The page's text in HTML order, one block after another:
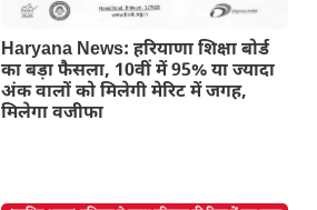
Haryana News: हरियाणा शिक्षा बोर्ड
का बड़ा फैसला, 10वीं में 95% या ज्यादा
अंक वालों को मिलेगी मेरिट में जगह,
मिलेगा वजीफा